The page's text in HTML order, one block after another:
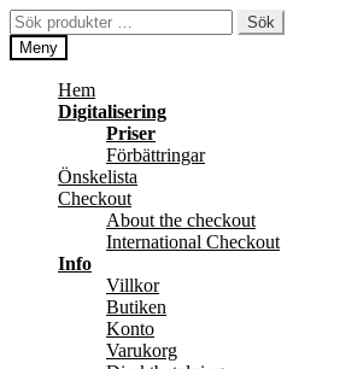
Hoppa
till
navigering
Hoppa
till
innehåll
Sök
efter:
Sök
Meny
Hem
Digitalisering
Priser
Förbättringar
Önskelista
Checkout
About the checkout
International Checkout
Info
Villkor
Butiken
Konto
Varukorg